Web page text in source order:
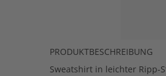
PRODUKTBESCHREIBUNG
Sweatshirt in leichter Ripp-